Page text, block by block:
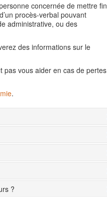
concernée de mettre fin
procès-verbal pouvant
administrative, ou des
des informations sur le
pas vous aider en cas de pertes
.
?